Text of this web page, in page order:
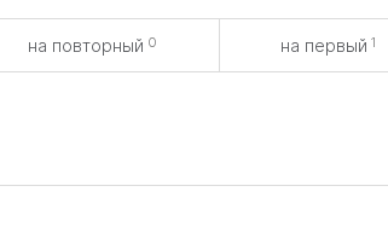
на повторный 0 на первый 1